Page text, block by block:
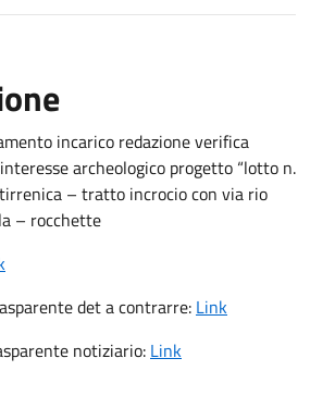
incarico redazione verifica
archeologico progetto “lotto n.
– tratto incrocio con via rio
– rocchette
det a contrarre: Link
notiziario: Link